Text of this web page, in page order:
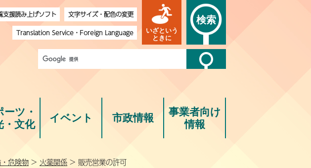
支援読み上げソフト
文字サイズ・配色の変更
Translation Service・ Foreign Language
いざという
ときに
検索
ーツ・
・文化
イベント 市政情報
事業者向け
情報
危険物 > 火薬関係 > 販売営業の許可